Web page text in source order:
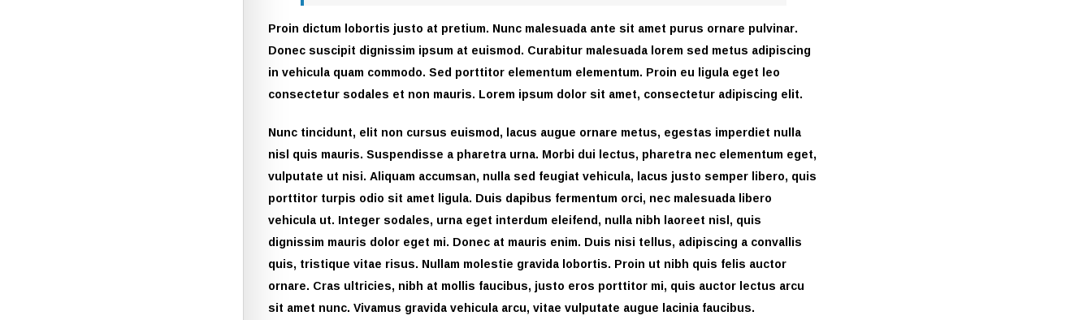
Proin dictum lobortis justo at pretium. Nunc malesuada ante sit amet purus ornare pulvinar.
Donec suscipit dignissim ipsum at euismod. Curabitur malesuada lorem sed metus adipiscing
in vehicula quam commodo. Sed porttitor elementum elementum. Proin eu ligula eget leo
consectetur sodales et non mauris. Lorem ipsum dolor sit amet, consectetur adipiscing elit.
Nunc tincidunt, elit non cursus euismod, lacus augue ornare metus, egestas imperdiet nulla
nisl quis mauris. Suspendisse a pharetra urna. Morbi dui lectus, pharetra nec elementum eget,
vulputate ut nisi. Aliquam accumsan, nulla sed feugiat vehicula, lacus justo semper libero, quis
porttitor turpis odio sit amet ligula. Duis dapibus fermentum orci, nec malesuada libero
vehicula ut. Integer sodales, urna eget interdum eleifend, nulla nibh laoreet nisl, quis
dignissim mauris dolor eget mi. Donec at mauris enim. Duis nisi tellus, adipiscing a convallis
quis, tristique vitae risus. Nullam molestie gravida lobortis. Proin ut nibh quis felis auctor
ornare. Cras ultricies, nibh at mollis faucibus, justo eros porttitor mi, quis auctor lectus arcu
sit amet nunc. Vivamus gravida vehicula arcu, vitae vulputate augue lacinia faucibus.